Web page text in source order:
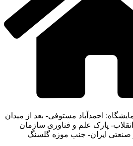
احمدآباد مستوفی- بعد از میدان
انقلاب- پارک علم و فناوری سازمان
ایران- جنب موزه گلسنگ